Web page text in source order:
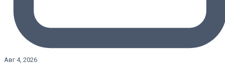
Авг 4, 2026